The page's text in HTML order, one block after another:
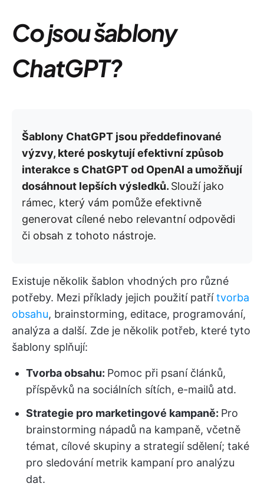
Co jsou šablony
ChatGPT?
Šablony ChatGPT jsou předdefinované
výzvy, které poskytují efektivní způsob
interakce s ChatGPT od OpenAI a umožňují
dosáhnout lepších výsledků. Slouží jako
rámec, který vám pomůže efektivně
generovat cílené nebo relevantní odpovědi
či obsah z tohoto nástroje.
Existuje několik šablon vhodných pro různé
potřeby. Mezi příklady jejich použití patřítvorba
obsahu, brainstorming, editace, programování,
analýza a další. Zde je několik potřeb, které tyto
šablony splňují:
Tvorba obsahu: Pomoc při psaní článků,
příspěvků na sociálních sítích, e-mailů atd.
Strategie pro marketingové kampaně: Pro
brainstorming nápadů na kampaně, včetně
témat, cílové skupiny a strategií sdělení; také
pro sledování metrik kampaní pro analýzu
dat.